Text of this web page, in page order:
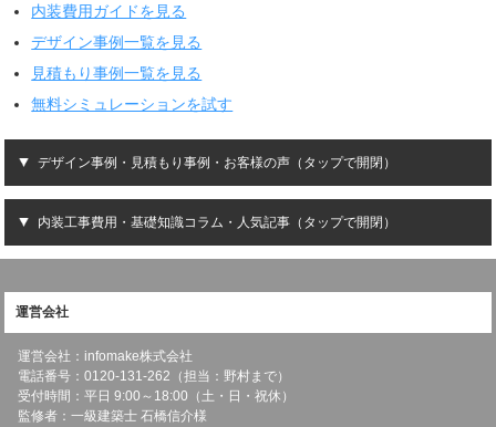
内装費用ガイドを見る
デザイン事例一覧を見る
見積もり事例一覧を見る
無料シミュレーションを試す
デザイン事例・見積もり事例・お客様の声（タップで開閉）
内装工事費用・基礎知識コラム・人気記事（タップで開閉）
運営会社
運営会社：infomake株式会社
電話番号：0120-131-262（担当：野村まで）
受付時間：平日 9:00～18:00（土・日・祝休）
監修者：一級建築士 石橋信介様